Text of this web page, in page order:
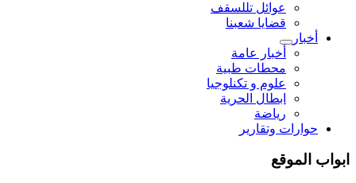
عوائل تللسقف
قضايا شعبنا
أخبار
أخبار عامة
محطات طبية
علوم و تکنلوجیا
ابطال الحرية
رياضة
حوارات وتقارير
ابواب الموقع